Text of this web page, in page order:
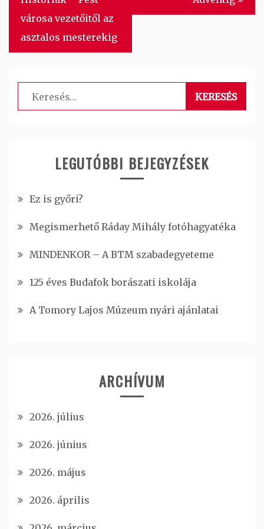
városa vezetőitől az
asztalos mesterekig
Keresés:
LEGUTÓBBI BEJEGYZÉSEK
Ez is győri?
Megismerhető Ráday Mihály fotóhagyatéka
MINDENKOR – A BTM szabadegyeteme
125 éves Budafok borászati iskolája
A Tomory Lajos Múzeum nyári ajánlatai
ARCHÍVUM
2026. július
2026. június
2026. május
2026. április